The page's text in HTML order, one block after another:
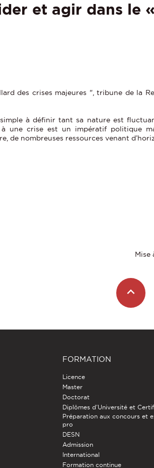
et agir dans le
des crises majeures ", tribune de la
à définir tant sa nature est
à une crise est un impératif politique
de nombreuses ressources venant
Mise
FORMATION
Licence
Master
Doctorat
Diplômes d'Université et
Préparation aux concours et
pro
DESN
Admission
International
Formation continue